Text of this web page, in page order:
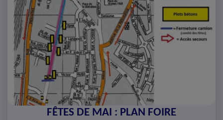
FÊTES DE MAI : PLAN FOIRE